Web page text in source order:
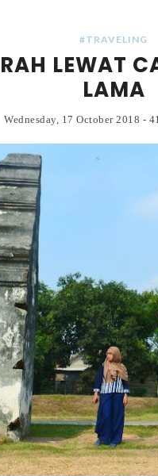
#TRAVELING
LEWAT
LAMA
Wednesday, 17 October 2018 -